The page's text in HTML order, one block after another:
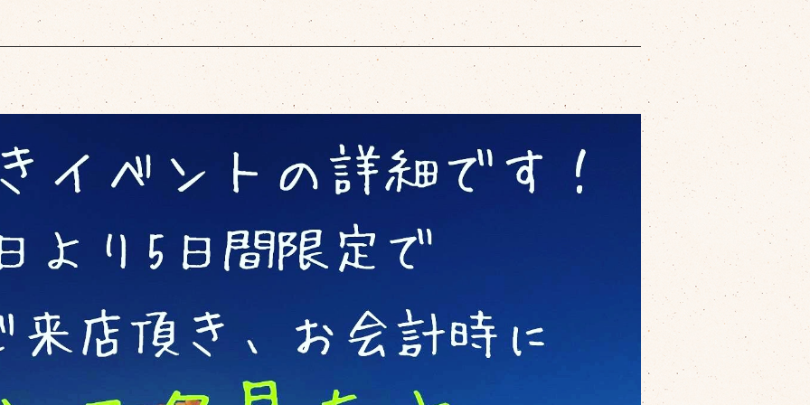
おすすめメニュー
Pick up
デリバリー
Delivery
お店について
Shop info
Information
スタッフブログ
ご予約・お問い合わせ
Contact